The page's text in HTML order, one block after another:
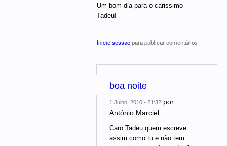
Um bom dia para o carissimo
Tadeu!
Inicie sessãopara publicar comentários
boa noite
1 Julho, 2010 - 21:32 por
António Marciel
Caro Tadeu quem escreve
assim como tu e não tem